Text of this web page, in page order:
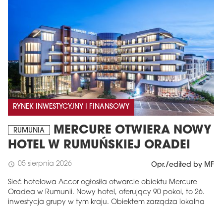
RYNEK INWESTYCYJNY I FINANSOWY
RUMUNIA
MERCURE OTWIERA NOWY
HOTEL W RUMUŃSKIEJ ORADEI
schedule 05 sierpnia 2026 Opr./edited by MF
Sieć hotelowa Accor ogłosiła otwarcie obiektu Mercure
Oradea w Rumunii. Nowy hotel, oferujący 90 pokoi, to 26.
inwestycja grupy w tym kraju. Obiektem zarządza lokalna